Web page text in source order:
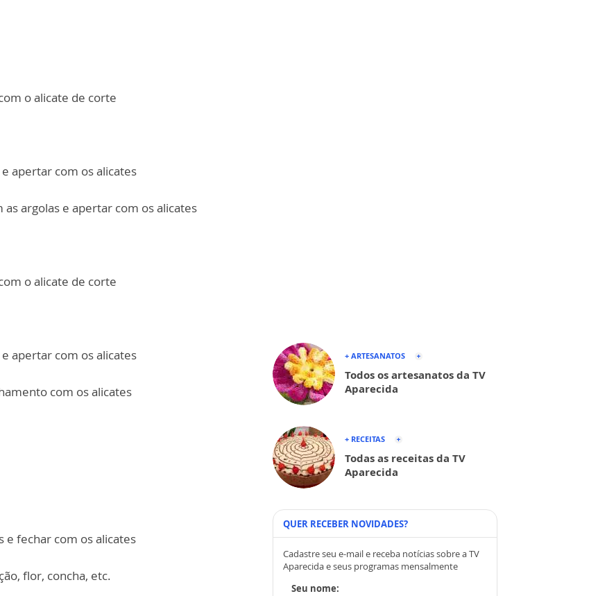
o alicate de corte
apertar com os alicates
argolas e apertar com os alicates
o alicate de corte
apertar com os alicates
com os alicates
e fechar com os alicates
flor, concha, etc.
+ ARTESANATOS
Todos os artesanatos da TV
Aparecida
+ RECEITAS
Todas as receitas da TV
Aparecida
QUER RECEBER NOVIDADES?
Cadastre seu e-mail e receba notícias sobre a TV
Aparecida e seus programas mensalmente
Seu nome: